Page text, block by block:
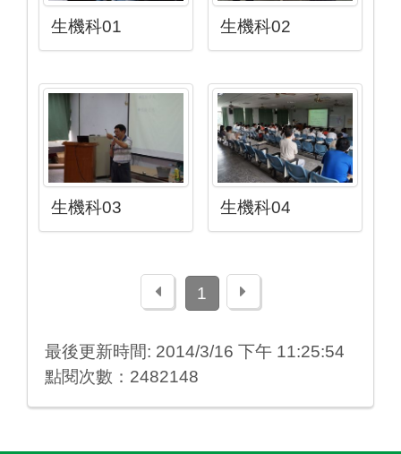
生機科01 生機科02
生機科03 生機科04
上一頁1 下一頁
最後更新時間: 2014/3/16 下午 11:25:54
點閱次數：2482148